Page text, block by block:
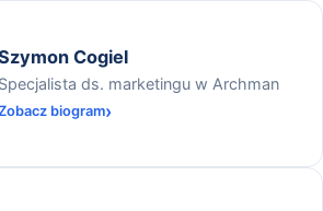
Cogiel
Specjalista ds. marketingu w Archman
biogram